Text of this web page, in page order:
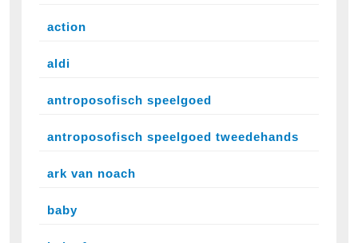
action
aldi
antroposofisch speelgoed
antroposofisch speelgoed tweedehands
ark van noach
baby